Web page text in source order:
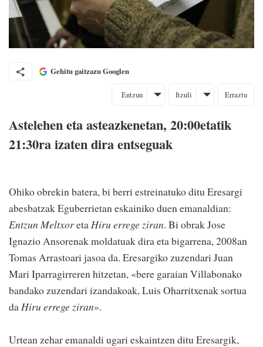
Gehitu gaitzazu Googlen
Entzun Itzuli Erraztu
Astelehen eta asteazkenetan, 20:00etatik
21:30ra izaten dira entseguak
Ohiko obrekin batera, bi berri estreinatuko ditu Eresargi
abesbatzak Eguberrietan eskainiko duen emanaldian:
Entzun Meltxoreta Hiru errege ziran. Bi obrak Jose
Ignazio Ansorenak moldatuak dira eta bigarrena, 2008an
Tomas Arrastoari jasoa da. Eresargiko zuzendari Juan
Mari Iparragirreren hitzetan, «bere garaian Villabonako
bandako zuzendari izandakoak, Luis Oharritxenak sortua
da Hiru errege ziran».
Urtean zehar emanaldi ugari eskaintzen ditu Eresargik,